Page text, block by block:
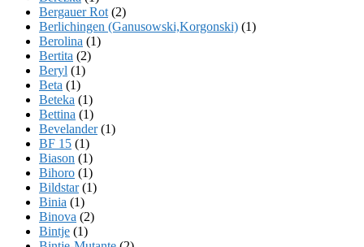
Bergauer Rot (2)
Berlichingen (Ganusowski,Korgonski) (1)
Berolina (1)
Bertita (2)
Beryl (1)
Beta (1)
Beteka (1)
Bettina (1)
Bevelander(1)
BF 15 (1)
Biason (1)
Bihoro (1)
Bildstar(1)
Binia (1)
Binova (2)
Bintje (1)